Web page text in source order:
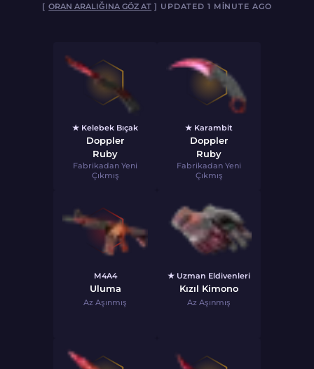
[ORAN ARALIĞINA GÖZ AT ] UPDATED 1 MINUTE AGO
★ Kelebek Bıçak
Doppler
Ruby
Fabrikadan Yeni
Çıkmış
★ Karambit
Doppler
Ruby
Fabrikadan Yeni
Çıkmış
M4A4
Uluma
Az Aşınmış
★ Uzman Eldivenleri
Kızıl Kimono
Az Aşınmış